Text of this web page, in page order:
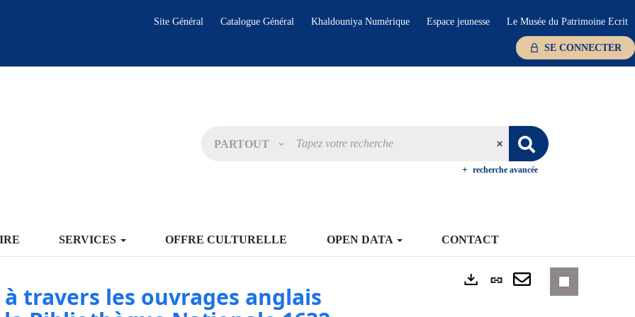
Site Général Catalogue Général Khaldouniya Numérique Espace jeunesse Le Musée du Patrimoine Ecrit
SE CONNECTER
PARTOUT
recherche avancée
SERVICES OFFRE CULTURELLE OPEN DATA CONTACT
à travers les ouvrages anglais
Lien